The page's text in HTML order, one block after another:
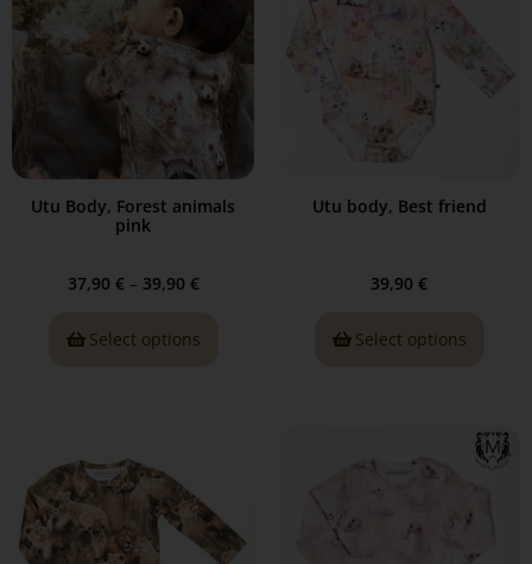
Utu Body, Forest animals
pink
37,90 € – 39,90 €
Select options
Utu body, Best friend
39,90 €
Select options